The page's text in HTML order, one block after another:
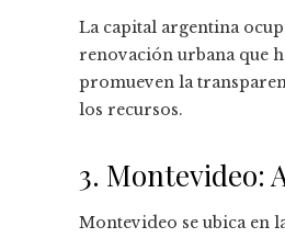
La capital argentina
renovación urbana que
promueven la
los recursos.
3. Montevideo:
Montevideo se ubica en